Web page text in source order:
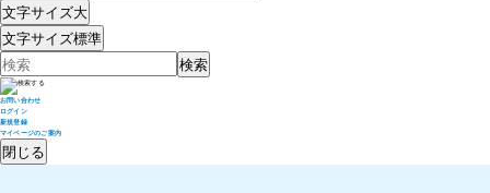
文字サイズ大
文字サイズ標準
お問い合わせ
ログイン
新規登録
マイページのご案内
閉じる